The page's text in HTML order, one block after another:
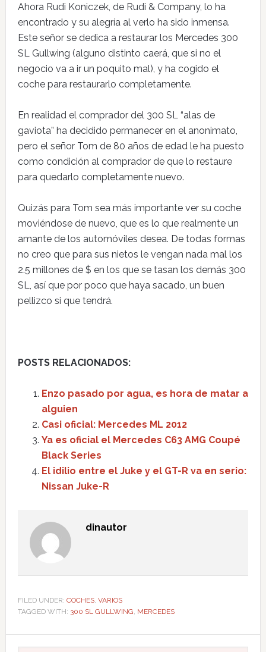
Ahora Rudi Koniczek, de Rudi & Company, lo ha
encontrado y su alegría al verlo ha sido inmensa.
Este señor se dedica a restaurar los Mercedes 300
SL Gullwing (alguno distinto caerá, que si no el
negocio va a ir un poquito mal), y ha cogido el
coche para restaurarlo completamente.
En realidad el comprador del 300 SL “alas de
gaviota” ha decidido permanecer en el anonimato,
pero el señor Tom de 80 años de edad le ha puesto
como condición al comprador de que lo restaure
para quedarlo completamente nuevo.
Quizás para Tom sea más importante ver su coche
moviéndose de nuevo, que es lo que realmente un
amante de los automóviles desea. De todas formas
no creo que para sus nietos le vengan nada mal los
2.5 millones de $ en los que se tasan los demás 300
SL, así que por poco que haya sacado, un buen
pellizco si que tendrá.
POSTS RELACIONADOS:
Enzo pasado por agua, es hora de matar a
alguien
Casi oficial: Mercedes ML 2012
Ya es oficial el Mercedes C63 AMG Coupé
Black Series
El idilio entre el Juke y el GT-R va en serio:
Nissan Juke-R
dinautor
FILED UNDER: COCHES, VARIOS
TAGGED WITH: 300 SL GULLWING, MERCEDES